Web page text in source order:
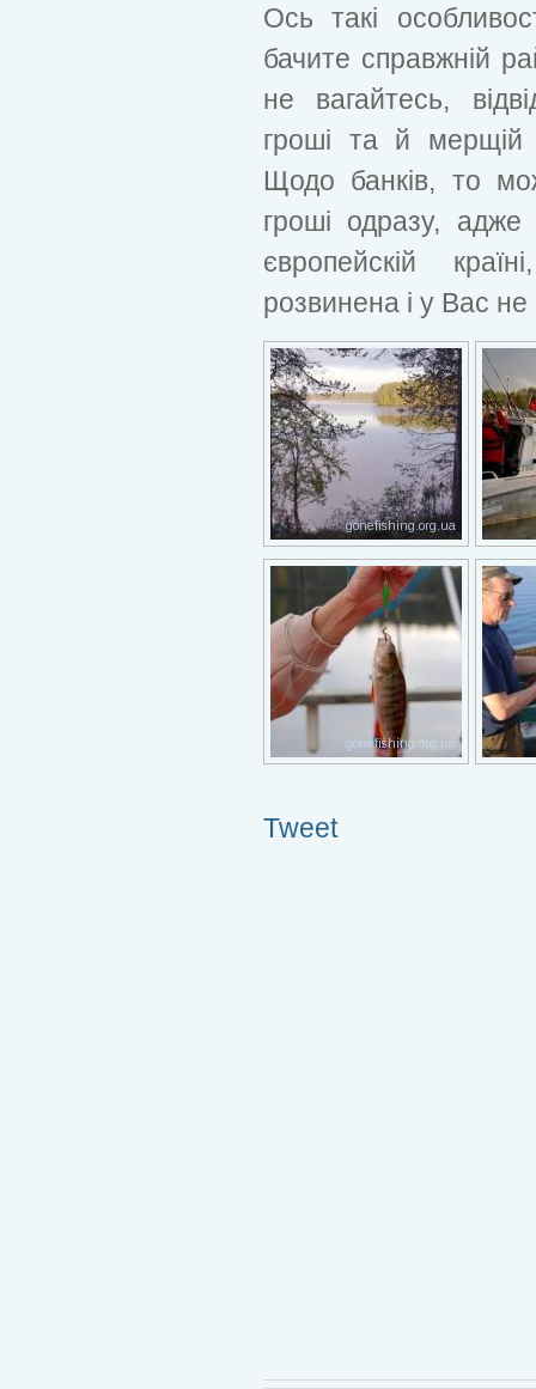
Ось такі
бачите справжній
не вагайтесь,
гроші та й мерщій
Щодо банків, то
гроші одразу, адже
європейскій
розвинена і у Вас
Tweet